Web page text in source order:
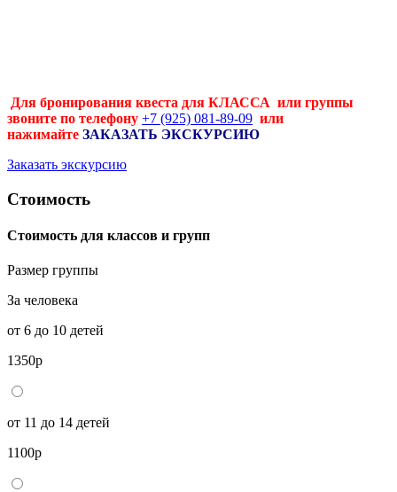
Для бронирования квеста для КЛАССА или группы
звоните по телефону +7 (925) 081-89-09 или
нажимайте ЗАКАЗАТЬ ЭКСКУРСИЮ
Заказать экскурсию
Стоимость
Cтоимость для классов и групп
Размер группы
За человека
от 6 до 10 детей
1350р
от 11 до 14 детей
1100р